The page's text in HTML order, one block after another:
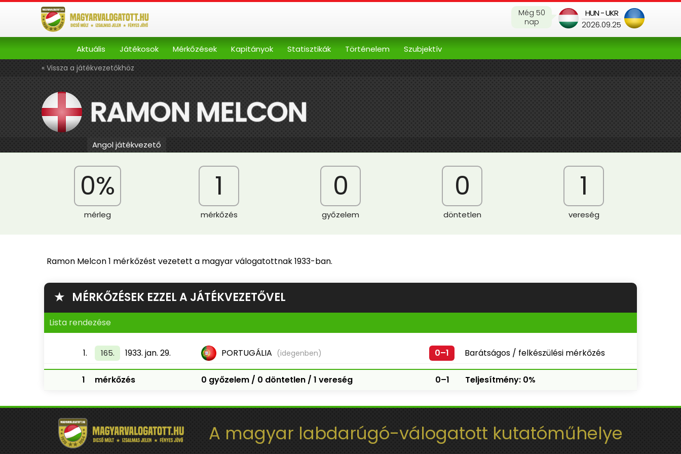
HUN - UKR
2026.09.25
Még 50
nap
Aktuális Játékosok Mérkőzések Kapitányok Statisztikák Történelem Szubjektív
« Vissza a játékvezetőkhöz
RAMON MELCON
Angol játékvezető
0%
mérleg
1
mérkőzés
0
győzelem
0
döntetlen
1
vereség
Ramon Melcon 1 mérkőzést vezetett a magyar válogatottnak 1933-ban.
★ MÉRKŐZÉSEK EZZEL A JÁTÉKVEZETŐVEL
Lista rendezése
1. 165. 1933. jan. 29. PORTUGÁLIA (idegenben) 0–1 Barátságos / felkészülési mérkőzés
1 mérkőzés 0 győzelem / 0 döntetlen / 1 vereség 0–1 Teljesítmény: 0%
A magyar labdarúgó-válogatott kutatóműhelye